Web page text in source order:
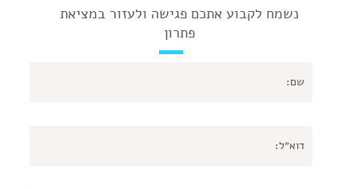
נשמח לקבוע אתכם פגישה ולעזור במציאת
פתרון